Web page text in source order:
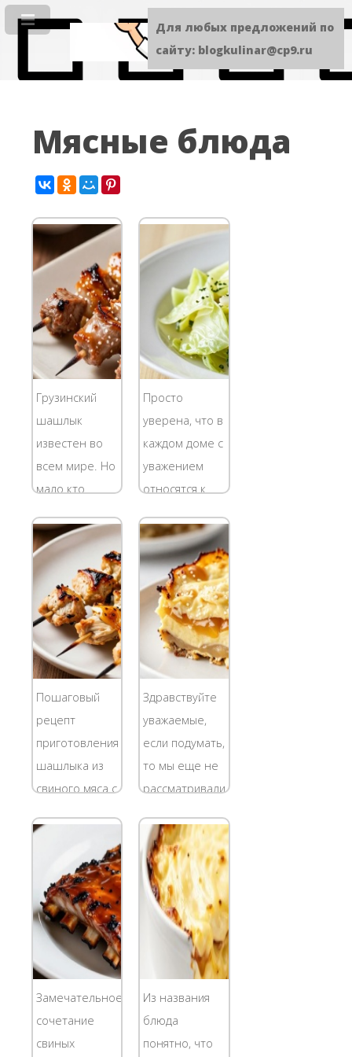
Мясные блюда
Грузинский
шашлык
известен во
всем мире. Но
мало кто
мясо,
приготовленное
на открытом
огне (вернее,
на жаре от
углей), у
грузин
называется
мцвади.
Мнение о том,
что шашлык
грузины...
Просто
уверена, что в
каждом доме с
уважением
относятся к
нашему
второму хлебу
- картошке,
Поэтому для
каждой
хозяйки
тушеная
картошка с
мясом и
капустой на
все случаи
жизни
Пошаговый
рецепт
приготовления
шашлыка из
свиного мяса с
маринадом –
луком, без
уксуса, пива и
вина. Сегодня
существует
огромное
количество
разновидностей
приготовления
маринада
Здравствуйте
уважаемые,
если подумать,
то мы еще не
рассматривали
картофеля. И я
считаю нужно
исправлять эту
несправедливость.
Поэтому
сегодня
рассмотрим,
как можно
приготовить...
Замечательное
сочетание
свиных
Из названия
блюда
понятно, что
Для любых предложений по
сайту: blogkulinar@cp9.ru